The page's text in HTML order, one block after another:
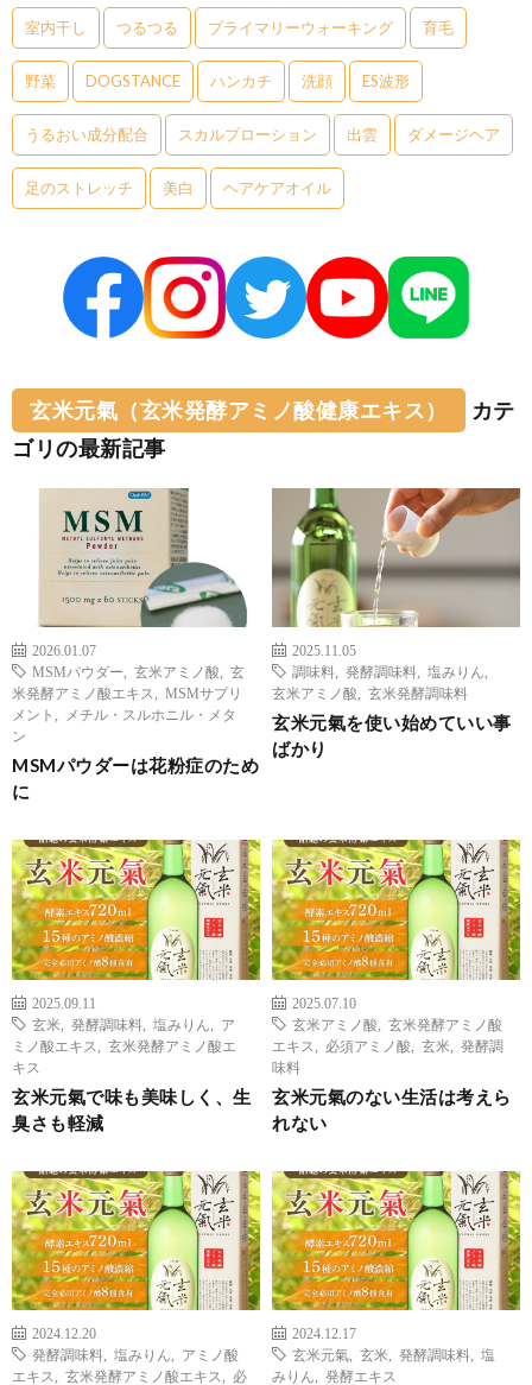
室内干し つるつる プライマリーウォーキング 育毛
野菜 DOGSTANCE ハンカチ 洗顔 ES波形
うるおい成分配合 スカルプローション 出雲 ダメージヘア
足のストレッチ 美白 ヘアケアオイル
玄米元氣（玄米発酵アミノ酸健康エキス）
カテ
ゴリの最新記事
2026.01.07
MSMパウダー
玄米アミノ酸
玄
米発酵アミノ酸エキス
MSMサプリ
メント
メチル・スルホニル・メタ
ン
MSMパウダーは花粉症のため
に
2025.11.05
調味料
発酵調味料 塩みりん
玄米アミノ酸
玄米発酵調味料
玄米元氣を使い始めていい事
ばかり
2025.09.11
玄米
発酵調味料 塩みりん
ア
ミノ酸エキス
玄米発酵アミノ酸エ
キス
玄米元氣で味も美味しく、生
臭さも軽減
2025.07.10
玄米アミノ酸
玄米発酵アミノ酸
エキス
必須アミノ酸 玄米
発酵調
味料
玄米元氣のない生活は考えら
れない
2024.12.20
発酵調味料
塩みりん
アミノ酸
エキス
玄米発酵アミノ酸エキス
必
2024.12.17
玄米元氣
玄米 発酵調味料
塩
みりん
発酵エキス